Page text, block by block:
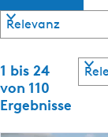
a
m
ö
r
e
r
e
1 bis 24
von 110
Ergebnisse
S
o
r